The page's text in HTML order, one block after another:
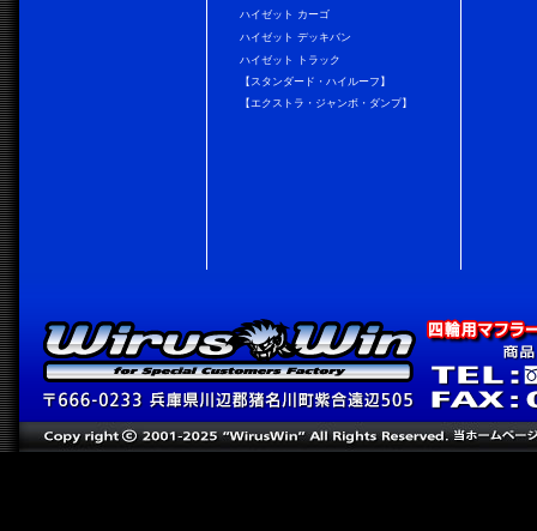
ハイゼット カーゴ
ハイゼット デッキバン
ハイゼット トラック
【スタンダード・ハイルーフ】
【エクストラ・ジャンボ・ダンプ】